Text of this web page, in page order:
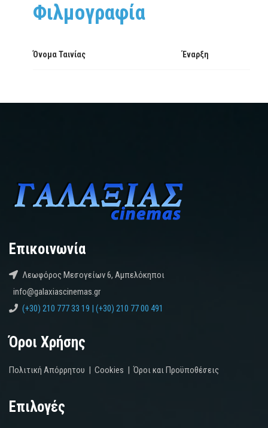
Φιλμογραφία
Όνομα Ταινίας Έναρξη
Επικοινωνία
Λεωφόρος Μεσογείων 6, Αμπελόκηποι
info@galaxiascinemas.gr
(+30) 210 777 33 19 | (+30) 210 77 00 491
Όροι Χρήσης
Πολιτική Απόρρητου | Cookies |Όροι και Προϋποθέσεις
Επιλογές